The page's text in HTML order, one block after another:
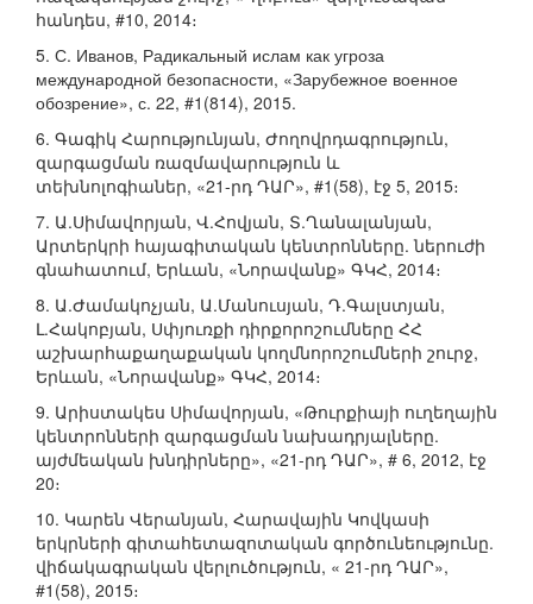
հանդես, #10, 2014։
5. С. Иванов, Радикальный ислам как угроза
международной безопасности, «Зарубежное военное
обозрение», с. 22, #1(814), 2015.
6. Գագիկ Հարությունյան, Ժողովրդագրություն,
զարգացման ռազմավարություն և
տեխնոլոգիաներ, «21-րդ ԴԱՐ», #1(58), էջ 5, 2015։
7. Ա.Սիմավորյան, Վ.Հովյան, Տ.Ղանալանյան,
Արտերկրի հայագիտական կենտրոնները. ներուժի
գնահատում, Երևան, «Նորավանք» ԳԿՀ, 2014։
8. Ա.Ժամակոչյան, Ա.Մանուսյան, Դ.Գալստյան,
Լ.Հակոբյան, Սփյուռքի դիրքորոշումները ՀՀ
աշխարհաքաղաքական կողմնորոշումների շուրջ,
Երևան, «Նորավանք» ԳԿՀ, 2014։
9. Արիստակես Սիմավորյան, «Թուրքիայի ուղեղային
կենտրոնների զարգացման նախադրյալները.
այժմեական խնդիրները», «21-րդ ԴԱՐ», # 6, 2012, էջ
20։
10. Կարեն Վերանյան, Հարավային Կովկասի
երկրների գիտահետազոտական գործունեությունը.
վիճակագրական վերլուծություն, « 21-րդ ԴԱՐ»,
#1(58), 2015։